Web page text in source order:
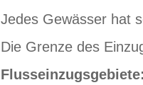
Jedes Gewässer hat
Die Grenze des